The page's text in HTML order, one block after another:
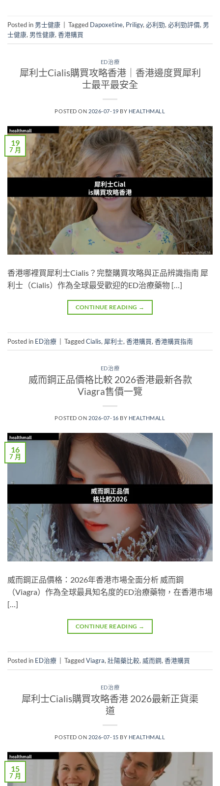
Posted in 男士健康 Tagged Dapoxetine, Priligy, 必利勁, 必利勁評價, 男
士健康, 男性健康, 香港購買
ED治療
犀利士Cialis購買攻略香港｜香港邊度買犀利
士最平最安全
POSTED ON 2026-07-19 BY HEALTHMALL
19
7 月
香港哪裡買犀利士Cialis？完整購買攻略與正品辨識指南 犀
利士（Cialis）作為全球最受歡迎的ED治療藥物 […]
CONTINUE READING →
Posted in ED治療 TaggedCialis, 犀利士, 香港購買, 香港購買指南
ED治療
威而鋼正品價格比較 2026香港最新各款
Viagra售價一覽
POSTED ON 2026-07-16 BY HEALTHMALL
16
7 月
威而鋼正品價格：2026年香港市場全面分析 威而鋼
（Viagra）作為全球最具知名度的ED治療藥物，在香港市場
[…]
CONTINUE READING →
Posted in ED治療 TaggedViagra, 壯陽藥比較, 威而鋼, 香港購買
ED治療
犀利士Cialis購買攻略香港 2026最新正貨渠
道
POSTED ON 2026-07-15 BY HEALTHMALL
15
7 月